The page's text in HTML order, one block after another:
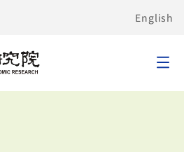
English